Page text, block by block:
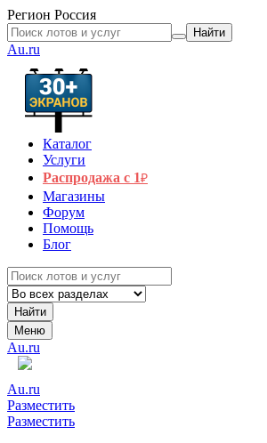
Регион Россия
Найти
Au.ru
Каталог
Услуги
Распродажа с 1₽
Магазины
Форум
Помощь
Блог
Найти
Меню
Au.ru
Au.ru
Разместить
Разместить